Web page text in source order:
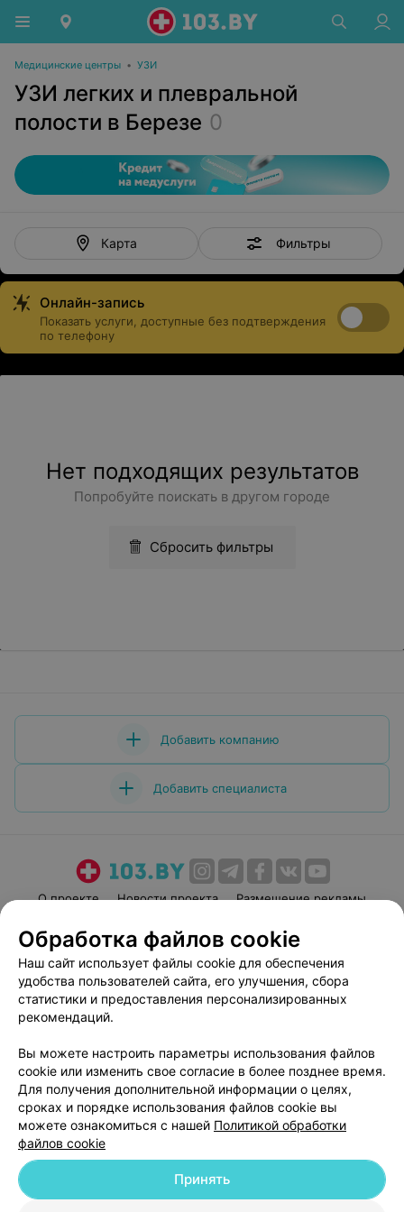
Медицинские центры • УЗИ
УЗИ легких и плевральной
полости в Березе 0
Карта Фильтры
Онлайн-запись
Показать услуги, доступные без подтверждения
по телефону
Нет подходящих результатов
Попробуйте поискать в другом городе
Сбросить фильтры
Добавить компанию
Добавить специалиста
О проекте Новости проекта
Размещение рекламы
Пользовательское соглашение
Способы оплаты
Вакансии
Партнеры
Написать руководителю 103.by
Персональные настройки cookie
Обработка персональных данных
© 2026 ООО «Артокс Лаб», УНП 191700409| 220012, Республика Беларусь,
Обработка файлов cookie
Наш сайт использует файлы cookie для обеспечения
удобства пользователей сайта, его улучшения, сбора
статистики и предоставления персонализированных
рекомендаций.
Вы можете настроить параметры использования файлов
cookie или изменить свое согласие в более позднее время.
Для получения дополнительной информации о целях,
сроках и порядке использования файлов cookie вы
можете ознакомиться с нашей Политикой обработки
файлов cookie
Принять